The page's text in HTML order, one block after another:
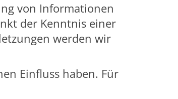
von Informationen
der Kenntnis einer
werden wir
Einfluss haben. Für